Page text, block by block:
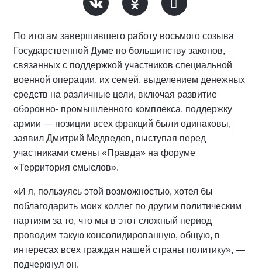
По итогам завершившего работу восьмого созыва
Государственной Думе по большинству законов,
связанных с поддержкой участников специальной
военной операции, их семей, выделением денежных
средств на различные цели, включая развитие
оборонно- промышленного комплекса, поддержку
армии — позиции всех фракций были одинаковы,
заявил Дмитрий Медведев, выступая перед
участниками смены «Правда» на форуме
«Территория смыслов».
«И я, пользуясь этой возможностью, хотел бы
поблагодарить моих коллег по другим политическим
партиям за то, что мы в этот сложный период
проводим такую консолидированную, общую, в
интересах всех граждан нашей страны политику», —
подчеркнул он.